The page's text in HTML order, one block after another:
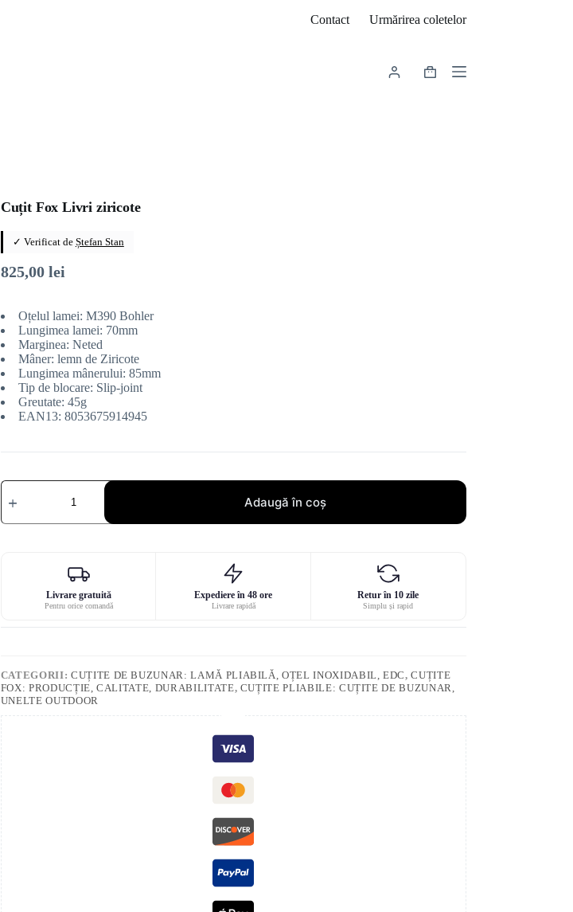
Contact Urmărirea coletelor
Coș
Cuțit Fox Livri ziricote
✓ Verificat de Ștefan Stan
825,00 lei
Oțelul lamei: M390 Bohler
Lungimea lamei: 70mm
Marginea: Neted
Mâner: lemn de Ziricote
Lungimea mânerului: 85mm
Tip de blocare: Slip-joint
Greutate: 45g
EAN13: 8053675914945
Cantitate
Cuțit
Livri
Adaugă în coș
Livrare gratuită
Pentru orice comandă
Expediere în 48 ore
Livrare rapidă
Retur în 10 zile
Simplu și rapid
CATEGORII: CUȚITE DE BUZUNAR: LAMĂ PLIABILĂ, OȚEL INOXIDABIL, EDC,CUȚITE
FOX: PRODUCȚIE, CALITATE, DURABILITATE, CUȚITE PLIABILE: CUȚITE DE BUZUNAR,
UNELTE OUTDOOR